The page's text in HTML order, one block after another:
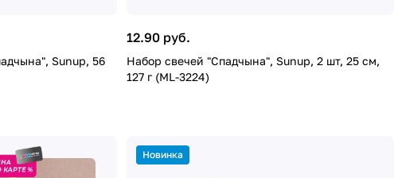
Sunup, 56
12.90 руб.
Набор свечей "Спадчына", Sunup, 2 шт, 25 см,
127 г (ML-3224)
Новинка